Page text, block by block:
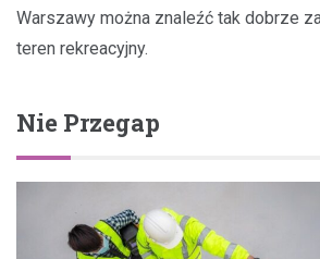
Warszawy można znaleźć tak dobrze
teren rekreacyjny.
Nie Przegap